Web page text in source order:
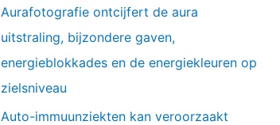
Aurafotografie ontcijfert de aura
uitstraling, bijzondere gaven,
energieblokkades en de energiekleuren op
zielsniveau
Auto-immuunziekten kan veroorzaakt